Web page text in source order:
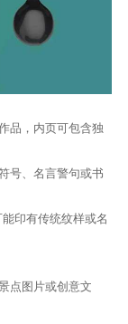
品，内页可包含独
号、名言警句或书
印有传统纹样或名
点图片或创意文